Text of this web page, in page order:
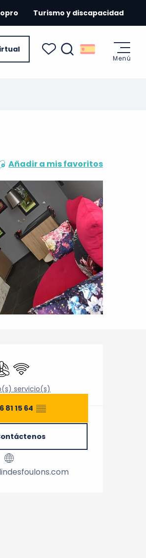
Turismo y discapacidad
Menú
aux favoris
Añadir a mis favoritos
y datos de
Acondicionado
Wifi
servicio(s)
81 15 64 ▒▒